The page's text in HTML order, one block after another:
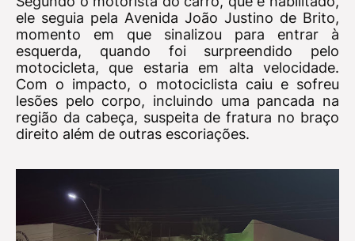
ele seguia pela Avenida João Justino de Brito,
momento em que sinalizou para entrar à
esquerda, quando foi surpreendido pelo
motocicleta, que estaria em alta velocidade.
Com o impacto, o motociclista caiu e sofreu
lesões pelo corpo, incluindo uma pancada na
região da cabeça, suspeita de fratura no braço
direito além de outras escoriações.